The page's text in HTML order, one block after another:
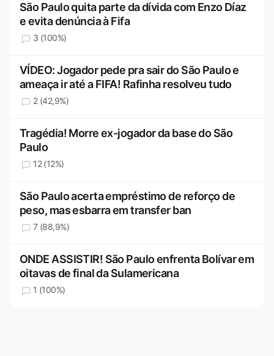
São Paulo quita parte da dívida com Enzo Díaz
e evita denúncia à Fifa
3 (100%)
VÍDEO: Jogador pede pra sair do São Paulo e
ameaça ir até a FIFA! Rafinha resolveu tudo
2 (42,9%)
Tragédia! Morre ex-jogador da base do São
Paulo
12 (12%)
São Paulo acerta empréstimo de reforço de
peso, mas esbarra em transfer ban
7 (88,9%)
ONDE ASSISTIR! São Paulo enfrenta Bolívar em
oitavas de final da Sulamericana
1 (100%)